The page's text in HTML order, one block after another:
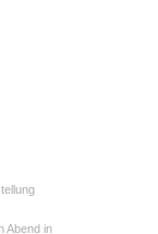
Abend in